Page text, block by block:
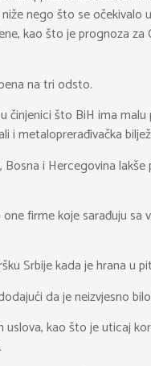
nego što se
kao što je prognoza za
na tri odsto.
što BiH ima
i metaloprerađivačka
i Hercegovina
firme koje sarađuju
Srbije kada je hrana u
da je neizvjesno
kao što je uticaj